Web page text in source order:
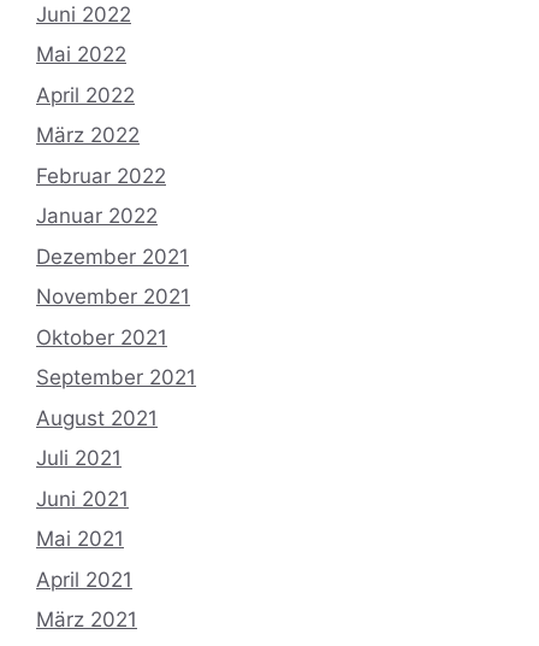
Juni 2022
Mai 2022
April 2022
März 2022
Februar 2022
Januar 2022
Dezember 2021
November 2021
Oktober 2021
September 2021
August 2021
Juli 2021
Juni 2021
Mai 2021
April 2021
März 2021